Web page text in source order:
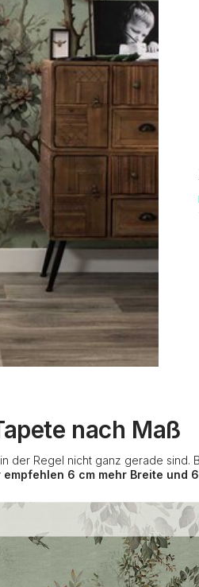
nach Maß
der Regel nicht ganz gerade sind.
empfehlen 6 cm mehr Breite und